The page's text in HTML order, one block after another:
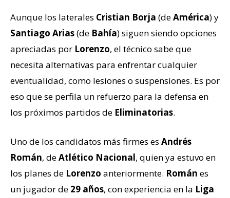
Aunque los laterales Cristian Borja (deAmérica) y
Santiago Arias(de Bahía) siguen siendo opciones
apreciadas por Lorenzo, el técnico sabe que
necesita alternativas para enfrentar cualquier
eventualidad, como lesiones o suspensiones. Es por
eso que se perfila un refuerzo para la defensa en
los próximos partidos de Eliminatorias.
Uno de los candidatos más firmes es Andrés
Román, deAtlético Nacional, quien ya estuvo en
los planes de Lorenzo anteriormente. Román es
un jugador de 29 años, con experiencia en la Liga